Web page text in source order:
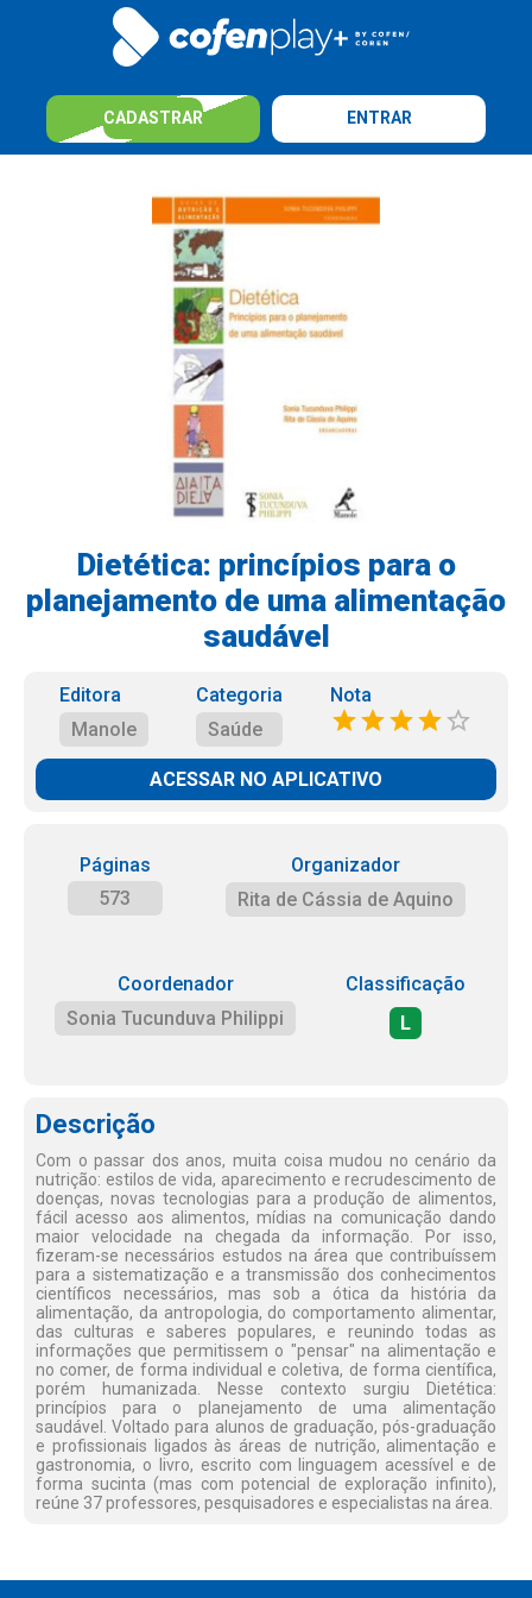
CADASTRAR ENTRAR
Dietética: princípios para o
planejamento de uma alimentação
saudável
Editora
Manole
Categoria
Saúde
Nota
ACESSAR NO APLICATIVO
Páginas
573
Organizador
Rita de Cássia de Aquino
Coordenador
Sonia Tucunduva Philippi
Classificação
L
Descrição
Com o passar dos anos, muita coisa mudou no cenário da
nutrição: estilos de vida, aparecimento e recrudescimento de
doenças, novas tecnologias para a produção de alimentos,
fácil acesso aos alimentos, mídias na comunicação dando
maior velocidade na chegada da informação. Por isso,
fizeram-se necessários estudos na área que contribuíssem
para a sistematização e a transmissão dos conhecimentos
científicos necessários, mas sob a ótica da história da
alimentação, da antropologia, do comportamento alimentar,
das culturas e saberes populares, e reunindo todas as
informações que permitissem o "pensar" na alimentação e
no comer, de forma individual e coletiva, de forma científica,
porém humanizada. Nesse contexto surgiu Dietética:
princípios para o planejamento de uma alimentação
saudável. Voltado para alunos de graduação, pós-graduação
e profissionais ligados às áreas de nutrição, alimentação e
gastronomia, o livro, escrito com linguagem acessível e de
forma sucinta (mas com potencial de exploração infinito),
reúne 37 professores, pesquisadores e especialistas na área.